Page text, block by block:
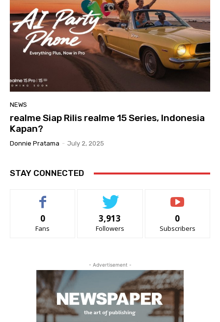
NEWS
realme Siap Rilis realme 15 Series, Indonesia
Kapan?
Donnie Pratama - July 2, 2025
STAY CONNECTED
0
Fans
3,913
Followers
0
Subscribers
- Advertisement -